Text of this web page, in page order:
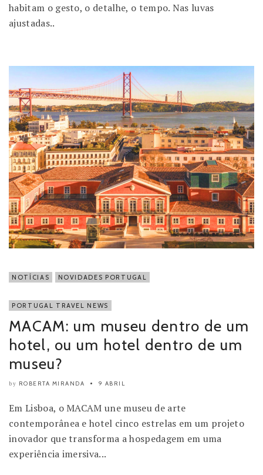
habitam o gesto, o detalhe, o tempo. Nas luvas
ajustadas..
NOTÍCIAS NOVIDADES PORTUGAL
PORTUGAL TRAVEL NEWS
MACAM: um museu dentro de um
hotel, ou um hotel dentro de um
museu?
by ROBERTA MIRANDA 9 ABRIL
Em Lisboa, o MACAM une museu de arte
contemporânea e hotel cinco estrelas em um projeto
inovador que transforma a hospedagem em uma
experiência imersiva...